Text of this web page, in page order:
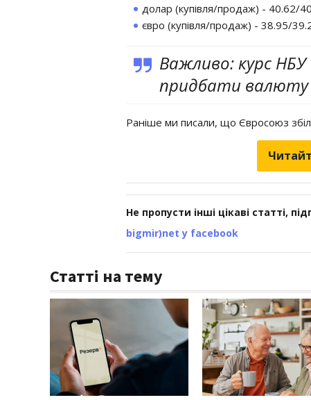
долар (купівля/продаж) - 40.62/
євро (купівля/продаж) - 38.95/
Важливо: курс НБУ
придбати валюту
Раніше ми писали, що Євросоюз
Не пропусти інші цікаві статті,
bigmir)net у facebook
Статті на тему